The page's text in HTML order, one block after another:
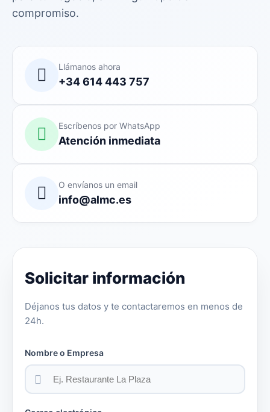
compromiso.
Llámanos ahora
+34 614 443 757
Escríbenos por WhatsApp
Atención inmediata
O envíanos un email
info@almc.es
Solicitar información
Déjanos tus datos y te contactaremos en menos de
24h.
Nombre o Empresa